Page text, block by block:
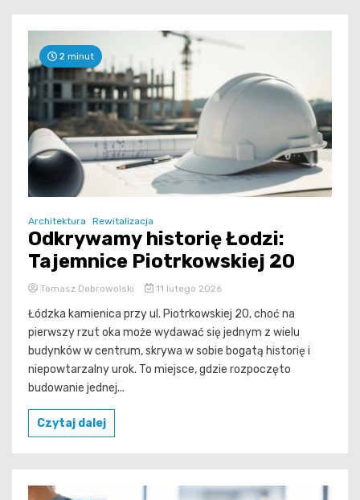
2 minut
Architektura Rewitalizacja
Odkrywamy historię Łodzi:
Tajemnice Piotrkowskiej 20
Tomasz Dobrowolski 11 lutego 2026
Łódzka kamienica przy ul. Piotrkowskiej 20, choć na
pierwszy rzut oka może wydawać się jednym z wielu
budynków w centrum, skrywa w sobie bogatą historię i
niepowtarzalny urok. To miejsce, gdzie rozpoczęto
budowanie jednej...
Czytaj dalej